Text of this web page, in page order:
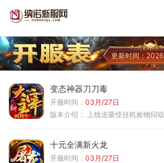
更新时间：
变态神器刀刀毒
开服时间： 03月/27日
版本介绍：
上线送吸怪挂机捡物回
十元全满新火龙
开服时间： 03月/27日